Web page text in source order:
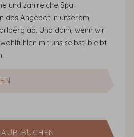
und zahlreiche Spa-
das Angebot in unserem
ab. Und dann, wenn wir
mit uns selbst, bleibt
BUCHEN